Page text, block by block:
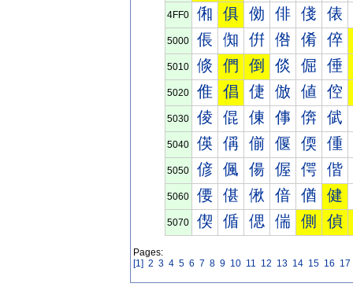
4FF0 俰 俱 俲 俳 俴 俵
5000 倀 倁 倂 倃 倄 倅
5010 倐 們 倒 倓 倔 倕
5020 倠 倡 倢 倣 値 倥
5030 倰 倱 倲 倳 倴 倵
5040 偀 偁 偂 偃 偄 偅
5050 偐 偑 偒 偓 偔 偕
5060 偠 偡 偢 偣 偤 健
5070 偰 偱 偲 偳 側 偵
Pages:
[1] 2 3 4 5 6 7 8 9 10 11 12 13 14 15 16 17